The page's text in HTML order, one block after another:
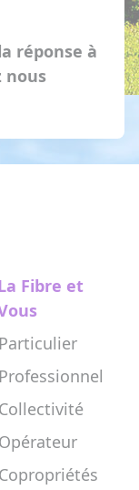
réponse à
nous
Fibre et
Particulier
Professionnel
Collectivité
Opérateur
Copropriétés